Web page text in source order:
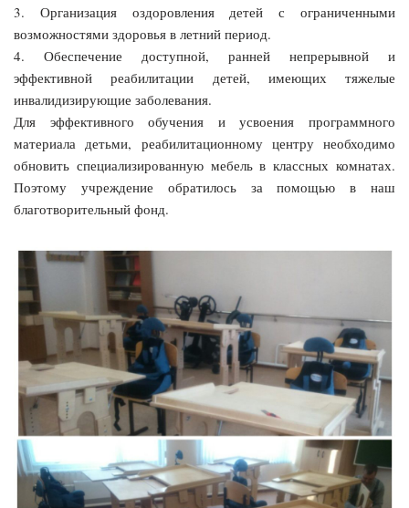
3. Организация оздоровления детей с ограниченными
возможностями здоровья в летний период.
4. Обеспечение доступной, ранней непрерывной и
эффективной реабилитации детей, имеющих тяжелые
инвалидизирующие заболевания.
Для эффективного обучения и усвоения программного
материала детьми, реабилитационному центру необходимо
обновить специализированную мебель в классных комнатах.
Поэтому учреждение обратилось за помощью в наш
благотворительный фонд.